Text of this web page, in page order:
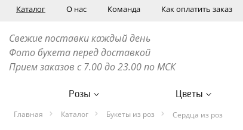
Каталог О нас Команда Как оплатить заказ
Свежие поставки каждый день
Фото букета перед доставкой
Прием заказов с 7.00 до 23.00 по МСК
Розы Цветы
Главная Каталог Букеты из роз Сердца из роз